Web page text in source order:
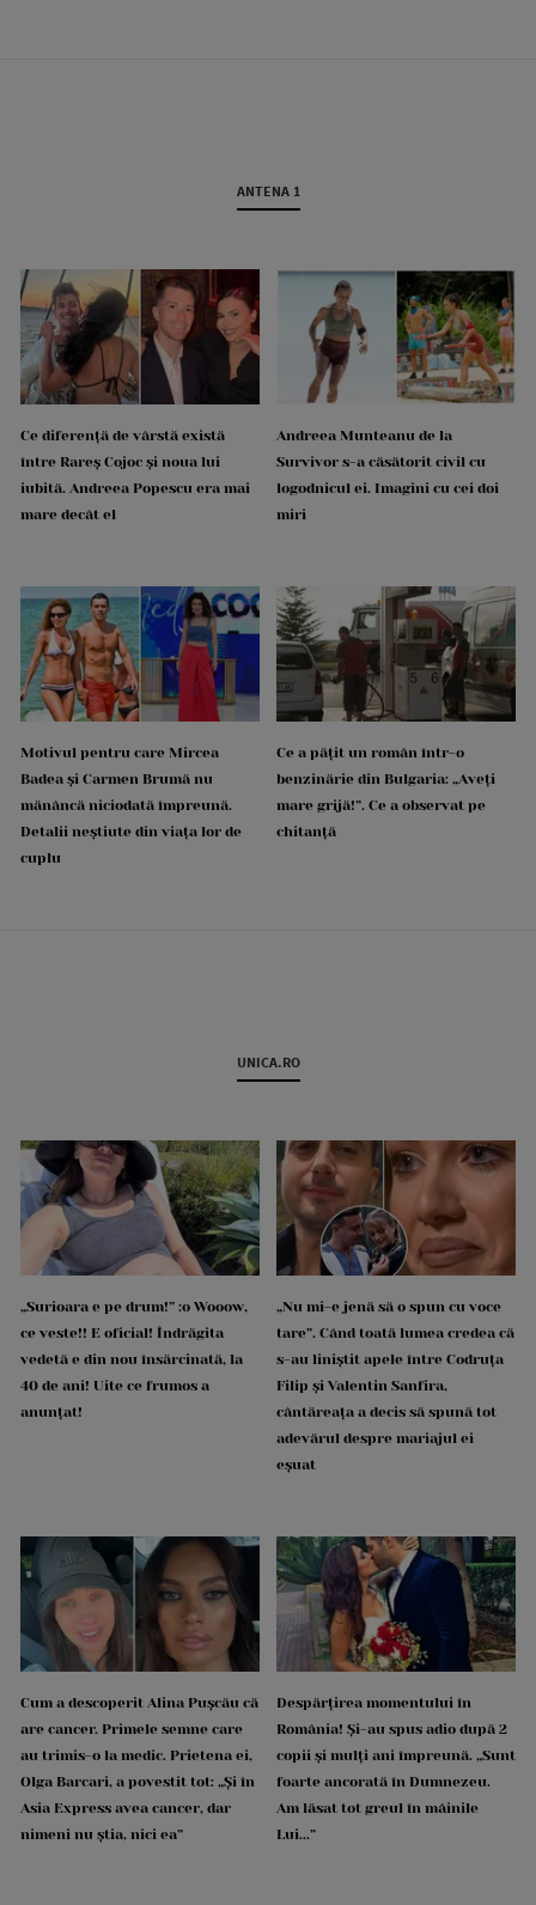
ANTENA 1
Ce diferență de vârstă există
între Rareș Cojoc și noua lui
iubită. Andreea Popescu era mai
mare decât el
Andreea Munteanu de la
Survivor s-a căsătorit civil cu
logodnicul ei. Imagini cu cei doi
miri
Motivul pentru care Mircea
Badea și Carmen Brumă nu
mănâncă niciodată împreună.
Detalii neștiute din viața lor de
cuplu
Ce a pățit un român într-o
benzinărie din Bulgaria: „Aveți
mare grijă!”. Ce a observat pe
chitanță
UNICA.RO
„Surioara e pe drum!” :o Wooow,
ce veste!! E oficial! Îndrăgita
vedetă e din nou însărcinată, la
40 de ani! Uite ce frumos a
anunțat!
„Nu mi-e jenă să o spun cu voce
tare”. Când toată lumea credea că
s-au liniștit apele între Codruța
Filip și Valentin Sanfira,
cântăreața a decis să spună tot
adevărul despre mariajul ei
eșuat
Cum a descoperit Alina Pușcău că
are cancer. Primele semne care
au trimis-o la medic. Prietena ei,
Olga Barcari, a povestit tot: „Și în
Asia Express avea cancer, dar
nimeni nu știa, nici ea”
Despărțirea momentului în
România! Și-au spus adio după 2
copii și mulți ani împreună. „Sunt
foarte ancorată în Dumnezeu.
Am lăsat tot greul în mâinile
Lui...”